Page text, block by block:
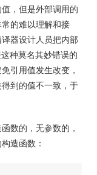
，但是外部调用的
的难以理解和接
器设计人员把内部
种莫名其妙错误的
引用值发生改变，
到的值不一致，于
数的，无参数的，
造函数：